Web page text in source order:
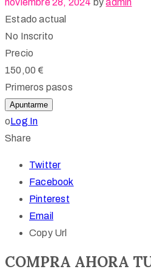
Estado actual
No Inscrito
Precio
150,00 €
Primeros pasos
oLog In
Share
Twitter
Facebook
Pinterest
Email
Copy Url
COMPRA AHORA